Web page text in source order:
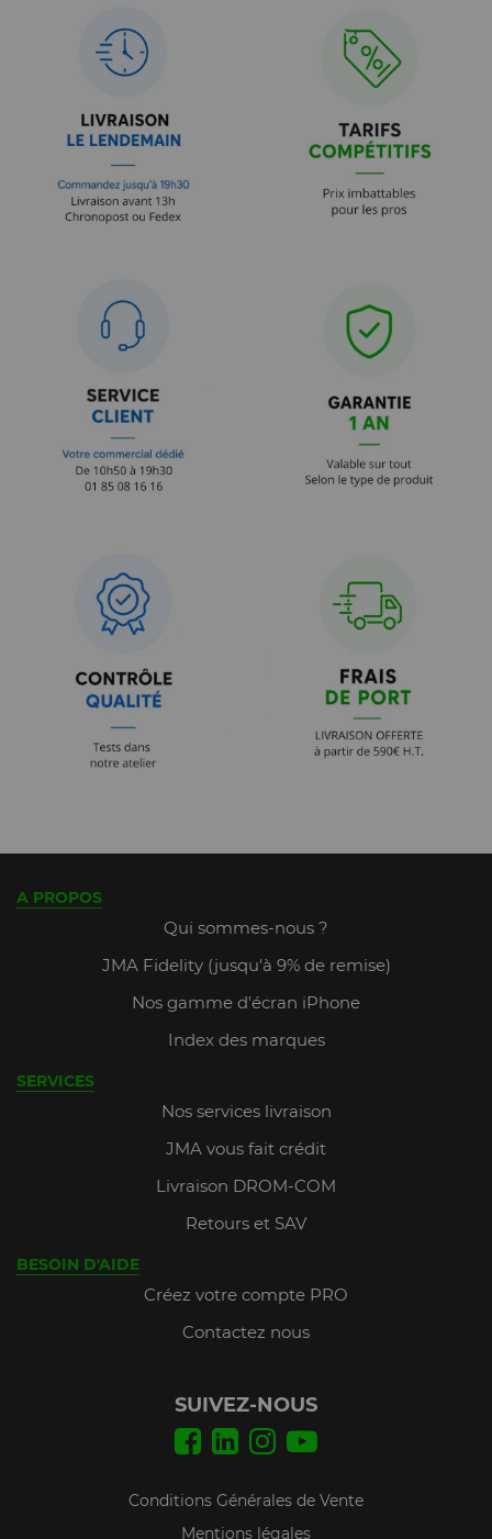
A PROPOS
Qui sommes-nous ?
JMA Fidelity (jusqu'à 9% de remise)
Nos gamme d'écran iPhone
Index des marques
SERVICES
Nos services livraison
JMA vous fait crédit
Livraison DROM-COM
Retours et SAV
BESOIN D'AIDE
Créez votre compte PRO
Contactez nous
SUIVEZ-NOUS
Conditions Générales de Vente
Mentions légales